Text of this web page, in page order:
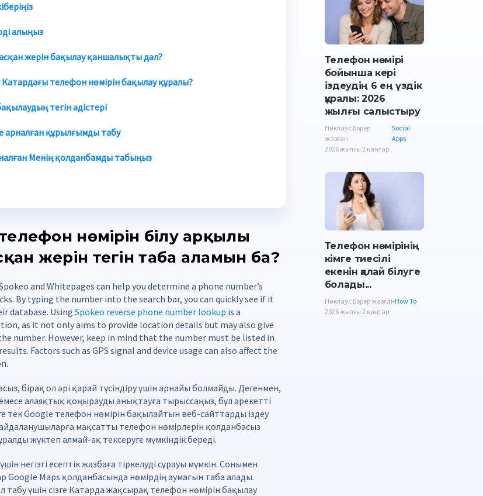
алыңыз
жерін бақылау қаншалықты дәл?
Катардағы телефон нөмірін бақылау құралы?
тегін әдістері
арналған құрылғымды табу
Менің қолданбамды табыңыз
телефон нөмірін білу арқылы
жерін тегін таба аламын ба?
and Whitepages can help you determine a phone number’s
By typing the number into the search bar, you can quickly see if it
database. UsingSpokeo reverse phone number lookup is a
as it not only aims to provide location details but may also give
number. However, keep in mind that the number must be listed in
Factors such as GPS signal and device usage can also affect the
бірақ ол әрі қарай түсіндіру үшін арнайы болмайды. Дегенмен,
немесе алаяқтық қоңырауды анықтауға тырыссаңыз, бұл әрекетті
тек Google телефон нөмірін бақылайтын веб-сайттарды іздеу
мақсатты телефон нөмірлерін қолданбасыз
жүктеп алмай-ақ тексеруге мүмкіндік береді.
негізгі есептік жазбаға тіркелуді сұрауы мүмкін. Сонымен
Google Maps қолданбасында нөмірдің аумағын таба алады.
үшін сізге Катарда жақсырақ телефон нөмірін бақылау
Телефон нөмірі
бойынша кері
іздеудің 6 ең үздік
құралы: 2026
жылғы салыстыру
Никлаус Борер
жазған
Social
Apps
2026 жылғы 2 қаңтар
Телефон нөмірінің
кімге тиесілі
екенін қалай білуге
болады...
Никлаус Борер жазғанHow To
2026 жылғы 2 қаңтар